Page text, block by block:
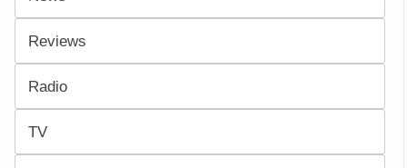
Reviews
Radio
TV